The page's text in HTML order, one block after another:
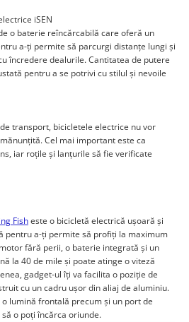
iSEN
o baterie reîncărcabilă care oferă un
a-ți permite să parcurgi distanțe lungi și
încredere dealurile. Cantitatea de putere
pentru a se potrivi cu stilul și nevoile
transport, bicicletele electrice nu vor
Cel mai important este ca
iar roțile și lanțurile să fie verificate
Fisheste o bicicletă electrică ușoară și
pentru a-ți permite să profiți la maximum
fără perii, o baterie integrată și un
la 40 de mile și poate atinge o viteză
gadget-ul îți va facilita o poziție de
cu un cadru ușor din aliaj de aluminiu.
lumină frontală precum și un port de
o poți încărca oriunde.